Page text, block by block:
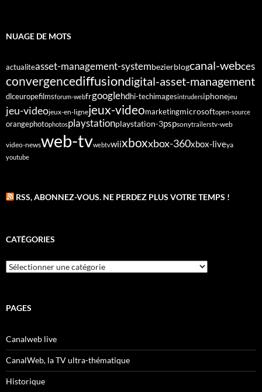
NUAGE DE MOTS
actualiteasset-management-systembezierblogcanal-webces
convergencediffusiondigital-asset-management
dlceuropefilmsforum-webfrgooglehdhi-techimagesintrudersiphonejeu
jeu-videojeux-en-lignejeux-videomarketingmicrosoftopen-source
orangephotophotosplaystationplaystation-3pspsonytrailerstv-web
video-newsweb-tvwebtvwiixboxxbox-360xbox-liveya
youtube
RSS, ABONNEZ-VOUS. NE PERDEZ PLUS VOTRE TEMPS !
CATÉGORIES
Catégories
PAGES
Canalweb live
CanalWeb, la TV ultra-thématique
Historique